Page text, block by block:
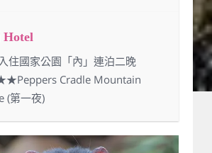
入住國家公園「內」連泊二晚
Cradle Mountain
(第一夜)